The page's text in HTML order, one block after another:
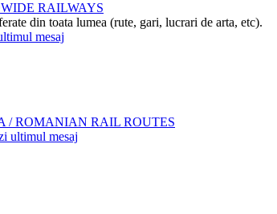
RAILWAYS
din toata lumea (rute, gari, lucrari de arta, etc).
/ ROMANIAN RAIL ROUTES